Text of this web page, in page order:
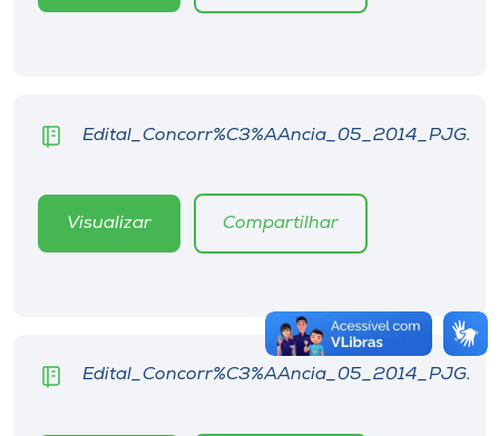
Edital_Concorr%C3%AAncia_05_2014_PJG.
Visualizar Compartilhar
Edital_Concorr%C3%AAncia_05_2014_PJG.